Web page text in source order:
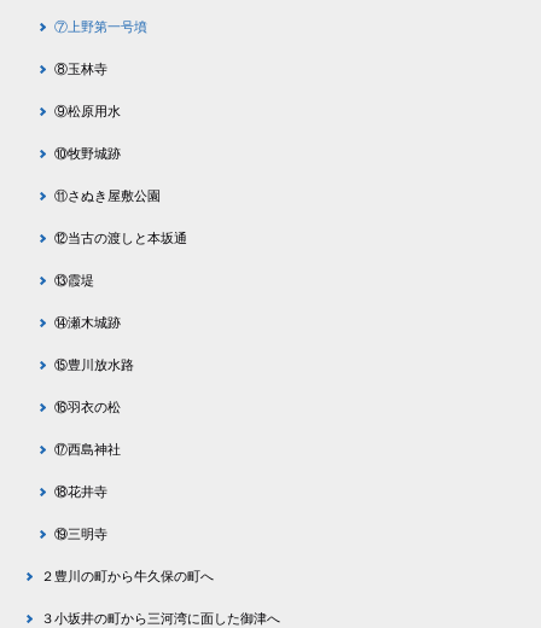
⑦上野第一号墳
⑧玉林寺
⑨松原用水
⑩牧野城跡
⑪さぬき屋敷公園
⑫当古の渡しと本坂通
⑬霞堤
⑭瀬木城跡
⑮豊川放水路
⑯羽衣の松
⑰西島神社
⑱花井寺
⑲三明寺
２豊川の町から牛久保の町へ
３小坂井の町から三河湾に面した御津へ